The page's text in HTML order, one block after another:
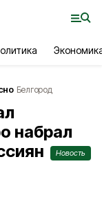
Белгород
набрал
Новость